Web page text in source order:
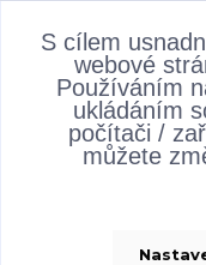
S cílem
webové
Používáním
ukládáním
počítači /
můžete